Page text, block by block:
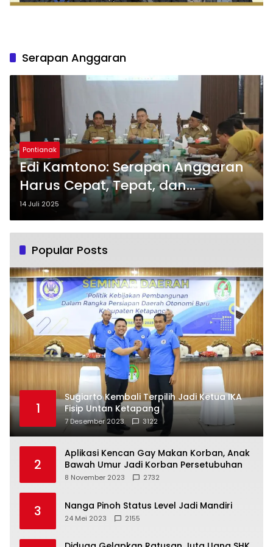
Serapan Anggaran
Pontianak
Edi Kamtono: Serapan Anggaran
Harus Cepat, Tepat, dan
Berdampak Nyata
14 Juli 2025
Popular Posts
1
Sugiarto Kembali Terpilih Jadi Ketua IKA
Fisip Untan Ketapang
7 Desember 2023 3122
2
Aplikasi Kencan Gay Makan Korban, Anak
Bawah Umur Jadi Korban Persetubuhan
8 November 2023 2732
3 Nanga Pinoh Status Level Jadi Mandiri
24 Mei 2023 2155